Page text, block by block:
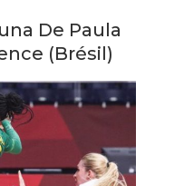
De Paula
(Brésil)